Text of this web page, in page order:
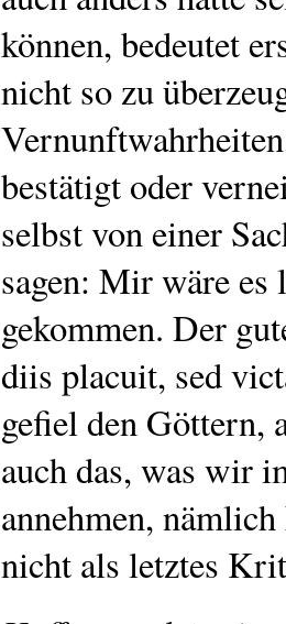
können, bedeutet
nicht so zu
bestätigt oder
selbst von einer
sagen: Mir wäre es
gekommen. Der
diis placuit, sed
gefiel den Göttern,
auch das, was wir
annehmen,
nicht als letztes